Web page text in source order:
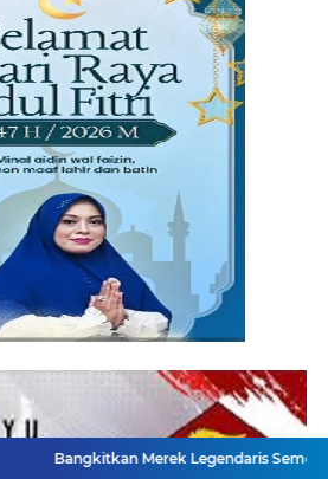
Merek Legendaris Semen Kujang, SIG